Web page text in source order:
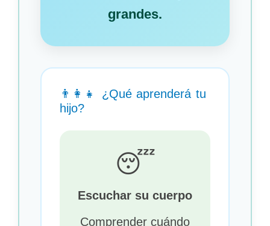
grandes.
👨‍👩‍👧 ¿Qué aprenderá tu
hijo?
😴
Escuchar su cuerpo
Comprender cuándo